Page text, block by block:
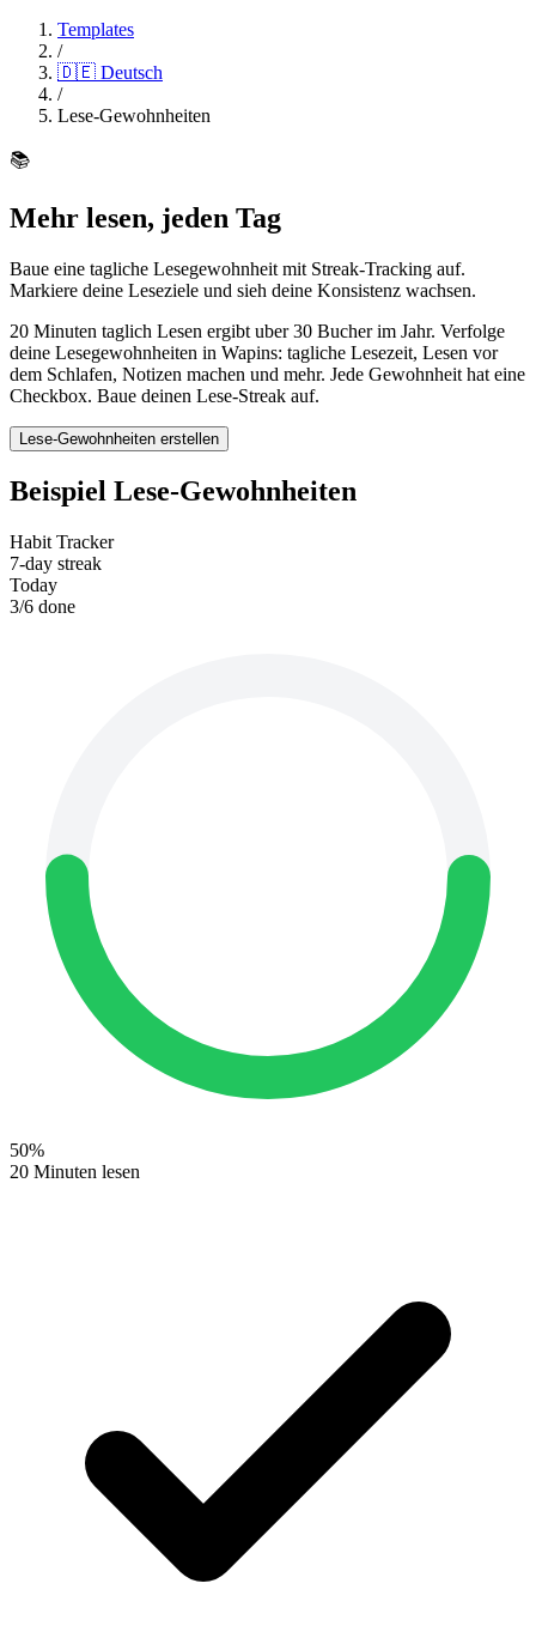
Templates
/
🇩🇪 Deutsch
/
Lese-Gewohnheiten
📚
Mehr lesen, jeden Tag
Baue eine tagliche Lesegewohnheit mit Streak-Tracking auf.
Markiere deine Leseziele und sieh deine Konsistenz wachsen.
20 Minuten taglich Lesen ergibt uber 30 Bucher im Jahr. Verfolge
deine Lesegewohnheiten in Wapins: tagliche Lesezeit, Lesen vor
dem Schlafen, Notizen machen und mehr. Jede Gewohnheit hat eine
Checkbox. Baue deinen Lese-Streak auf.
Lese-Gewohnheiten erstellen
Beispiel Lese-Gewohnheiten
Habit Tracker
7-day streak
Today
3/6 done
50%
20 Minuten lesen